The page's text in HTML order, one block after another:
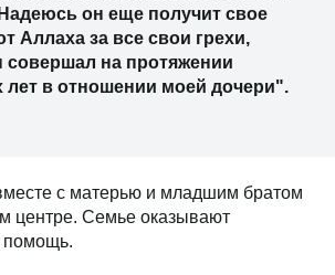
он еще получит свое
Аллаха за все свои грехи,
совершал на протяжении
лет в отношении моей дочери".
с матерью и младшим братом
центре. Семье оказывают
помощь.